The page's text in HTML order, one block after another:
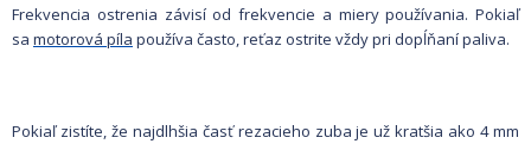
Frekvencia ostrenia závisí od frekvencie a miery používania. Pokiaľ
sa motorová píla používa často, reťaz ostrite vždy pri dopĺňaní paliva.
Pokiaľ zistíte, že najdlhšia časť rezacieho zuba je už kratšia ako 4 mm